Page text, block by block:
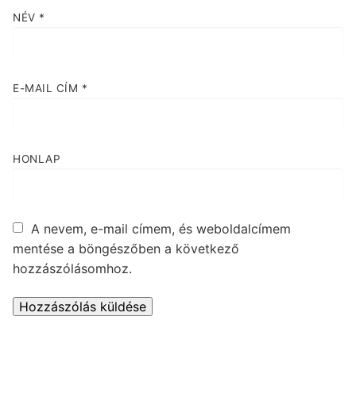
NÉV *
E-MAIL CÍM *
HONLAP
A nevem, e-mail címem, és weboldalcímem
mentése a böngészőben a következő
hozzászólásomhoz.